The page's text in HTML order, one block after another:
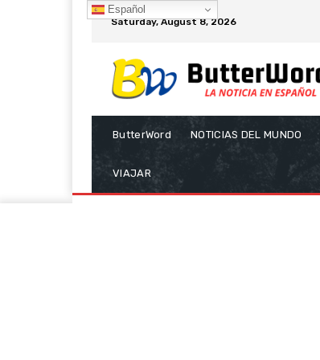
Saturday, August 8, 2026
ButterWord NOTICIAS DEL MUNDO
VIAJAR
Español